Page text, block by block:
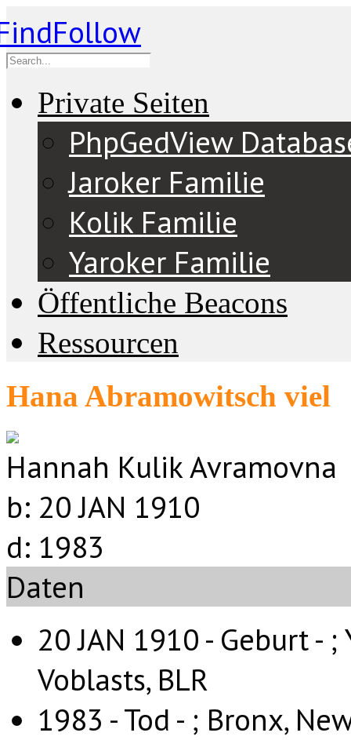
Private Seiten
PhpGedView
Jaroker Familie
Kolik Familie
Yaroker Familie
Öffentliche Beacons
Ressourcen
Hana Abramowitsch viel
Hannah Kulik Avramovna
b: 20 JAN 1910
d: 1983
Daten
20 JAN 1910 - Geburt - ;
Voblasts, BLR
1983 - Tod - ; Bronx,